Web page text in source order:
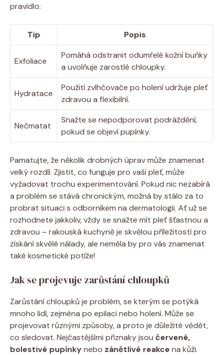
pravidlo:
Tip Popis
Exfoliace
Pomáhá odstranit odumřelé kožní buňky
a uvolňuje zarostlé chloupky.
Hydratace
Použití zvlhčovače po holení udržuje pleť
zdravou a flexibilní.
Nečmatat
Snažte se nepodporovat podráždění,
pokud se objeví pupínky.
Pamatujte, že několik drobných úprav může znamenat
velký rozdíl. Zjistit, co funguje pro vaši pleť, může
vyžadovat trochu experimentování. Pokud nic nezabírá
a problém se stává chronickým, možná by stálo za to
probrat situaci s odborníkem na dermatologii. Ať už se
rozhodnete jakkoliv, vždy se snažte mít pleť šťastnou a
zdravou – rakouská kuchyně je skvělou příležitostí pro
získání skvělé nálady, ale neměla by pro vás znamenat
také kosmetické potíže!
Jak se projevuje zarůstání chloupků
Zarůstání chloupků je problém, se kterým se potýká
mnoho lidí, zejména po epilaci nebo holení. Může se
projevovat různými způsoby, a proto je důležité vědět,
co sledovat. Nejčastějšími příznaky jsou červené,
bolestivé pupínkynebo zánětlivé reakce na kůži.